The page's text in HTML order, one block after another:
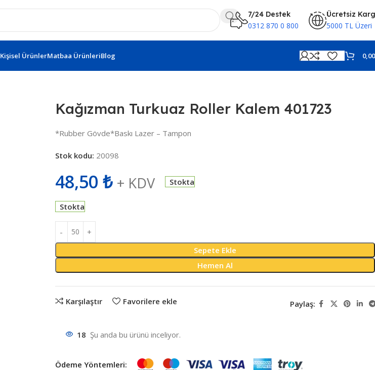
7/24 Destek
0312 870 0 800
Ücretsiz
5000 TL Üzeri
Kişisel ÜrünlerMatbaa ÜrünleriBlog
Kağızman Turkuaz Roller Kalem 401723
*Rubber Gövde*Baskı Lazer – Tampon
Stok kodu: 20098
48,50 ₺ + KDV Stokta
Stokta
Sepete Ekle
Hemen Al
Karşılaştır Favorilere ekle Paylaş:
18 Şu anda bu ürünü inceliyor.
Ödeme Yöntemleri: